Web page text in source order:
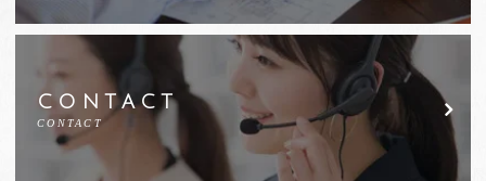
CONTACT
CONTACT